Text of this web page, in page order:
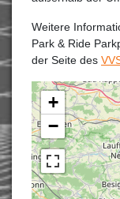
Weitere
Park & Ride
der Seite des
+
−